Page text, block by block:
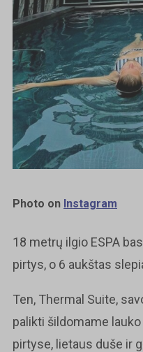
Photo on Instagram
18 metrų ilgio ESPA
pirtys, o 6 aukštas
Ten, Thermal Suite,
palikti šildomame
pirtyse, lietaus duše ir